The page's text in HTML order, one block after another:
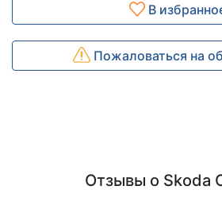
В
Пожаловаться на
Отзывы о Skoda